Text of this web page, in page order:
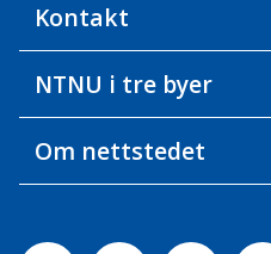
Kontakt
NTNU i tre byer
Om nettstedet